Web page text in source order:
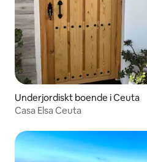
Underjordiskt boende i Ceuta
Casa Elsa Ceuta